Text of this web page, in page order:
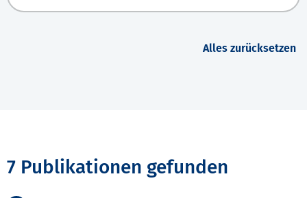
Alles zurücksetzen
7 Publikationen gefunden